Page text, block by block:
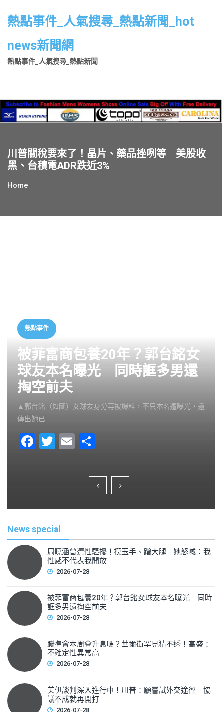
熱點事件_人氣搜尋_熱點新聞_hot
news新聞網
熱點事件_人氣搜尋_熱點新聞
川普關稅要來了！晶片、藥品挫咧等 美股收
黑、台積電ADR跌近3%
Home
熱點事件
被菲富商包養20年？郭台銘女
球友本名曝光 同時誆多男還
掏空前夫
▲郭台銘（如圖）女球友身分再被爆料，不只本名遭曝光，還
傳出她已 …
F
b
o
k
T
E
ar
e
News special
周曉涵曾遭性騷擾！摸玉手、蹭大腿 她怒喊：我
性感不代表我開放
2026-07-28
被菲富商包養20年？郭台銘女球友本名曝光 同時
誆多男還掏空前夫
2026-07-28
聯準會本周會升息嗎？華爾街罕見猜不透！高盛：
不確定性異常高
2026-07-28
美伊談判深入進行中！川普：願嘗試外交途徑 協
議不成就再開打
2026-07-28